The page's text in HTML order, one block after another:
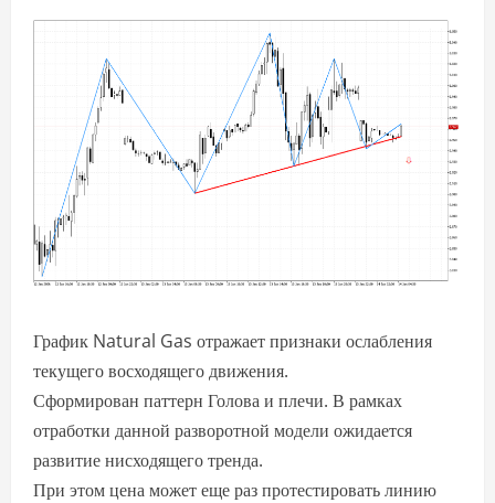
График Natural Gas отражает признаки ослабления
текущего восходящего движения.
Сформирован паттерн Голова и плечи. В рамках
отработки данной разворотной модели ожидается
развитие нисходящего тренда.
При этом цена может еще раз протестировать линию